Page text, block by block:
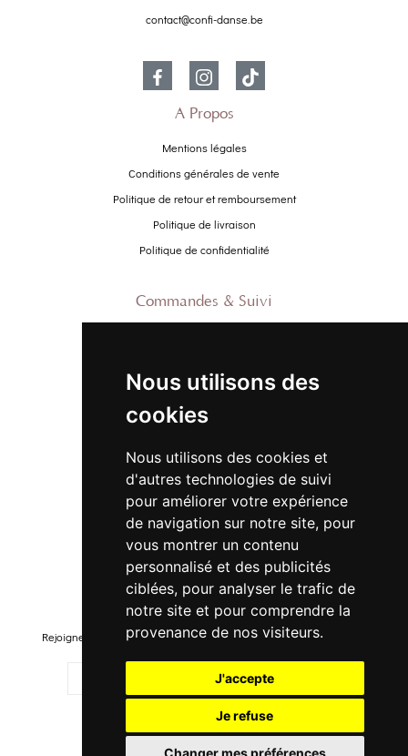
Nous utilisons des
cookies
Nous utilisons des cookies et
d'autres technologies de suivi
pour améliorer votre expérience
de navigation sur notre site, pour
vous montrer un contenu
personnalisé et des publicités
ciblées, pour analyser le trafic de
notre site et pour comprendre la
provenance de nos visiteurs.
J'accepte
Je refuse
Changer mes préférences
contact@confi-danse.be
À Propos
Mentions légales
Conditions générales de vente
Politique de retour et remboursement
Politique de livraison
Politique de confidentialité
Commandes & Suivi
Suivre ma commande
Nouveautés
Promo Femme
Promo Homme
Promo Enfant
Newsletter
Rejoignez-notre liste pour recevoir des promotions et nouveautés !
M'ENREGISTRER